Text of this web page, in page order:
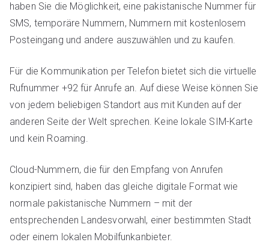
haben Sie die Möglichkeit, eine pakistanische Nummer für
SMS, temporäre Nummern, Nummern mit kostenlosem
Posteingang und andere auszuwählen und zu kaufen.
Für die Kommunikation per Telefon bietet sich die virtuelle
Rufnummer +92 für Anrufe an. Auf diese Weise können Sie
von jedem beliebigen Standort aus mit Kunden auf der
anderen Seite der Welt sprechen. Keine lokale SIM-Karte
und kein Roaming.
Cloud-Nummern, die für den Empfang von Anrufen
konzipiert sind, haben das gleiche digitale Format wie
normale pakistanische Nummern – mit der
entsprechenden Landesvorwahl, einer bestimmten Stadt
oder einem lokalen Mobilfunkanbieter.